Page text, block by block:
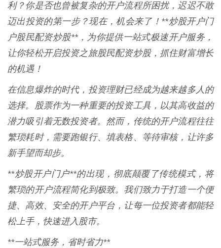
利？你是否也曾被复杂的开户流程所困扰，迟迟不敢
迈出投资的第一步？现在，机会来了！**炒股开户门
户股民配资炒股**，为你提供一站式极速开户服务，
让你轻松开启投资之旅股民配资炒股，抓住财富增长
的机遇！
在信息爆炸的时代，投资理财已经成为越来越多人的
选择。股票作为一种重要的投资工具，以其高收益的
潜力吸引着无数投资者。然而，传统的开户流程往往
繁琐耗时，需要跑银行、填表格、等待审核，让许多
新手望而却步。
**炒股开户门户**的出现，彻底颠覆了传统模式，将
繁琐的开户流程简化到极致。我们致力于打造一个便
捷、高效、安全的开户平台，让每一位投资者都能轻
松上手，快速进入股市。
**一站式服务，省时省力**